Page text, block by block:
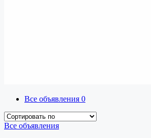
Все объявления 0
Все объявления